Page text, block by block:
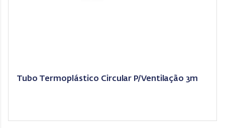
Tubo Termoplástico Circular P/Ventilação 3m